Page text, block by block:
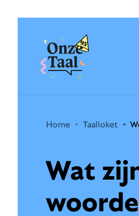
Onze Taal
Home Taalloket
Wat